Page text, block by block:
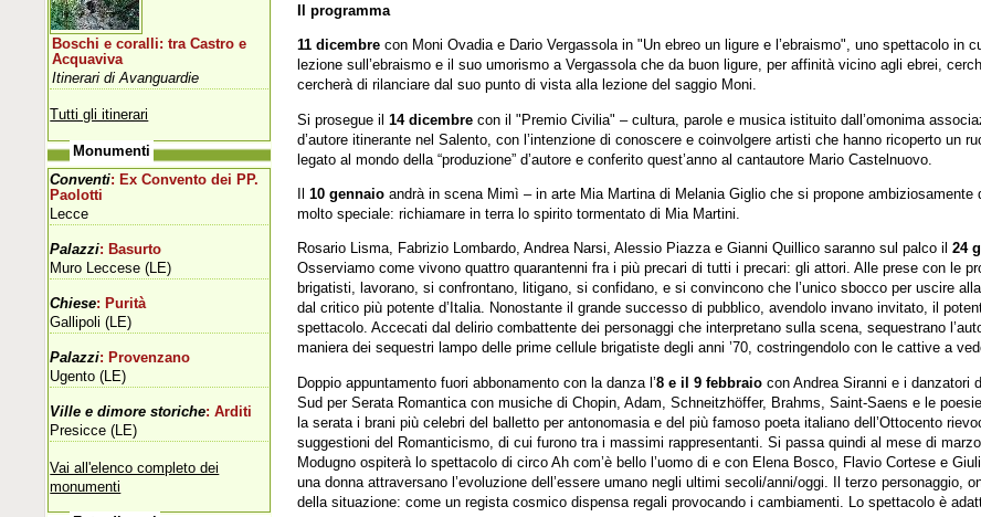
Il programma
11 dicembre con Moni Ovadia e Dario Vergassola in "Un ebreo un ligure e l’ebraismo", uno spettacolo in
lezione sull’ebraismo e il suo umorismo a Vergassola che da buon ligure, per affinità vicino agli ebrei,
cercherà di rilanciare dal suo punto di vista alla lezione del saggio Moni.
Si prosegue il14 dicembre con il "Premio Civilia" – cultura, parole e musica istituito dall’omonima
d’autore itinerante nel Salento, con l’intenzione di conoscere e coinvolgere artisti che hanno ricoperto un
legato al mondo della “produzione” d’autore e conferito quest’anno al cantautore Mario Castelnuovo.
Il10 gennaio andrà in scena Mimì – in arte Mia Martina di Melania Giglio che si propone ambiziosamente
molto speciale: richiamare in terra lo spirito tormentato di Mia Martini.
Rosario Lisma, Fabrizio Lombardo, Andrea Narsi, Alessio Piazza e Gianni Quillico saranno sul palco il24
Osserviamo come vivono quattro quarantenni fra i più precari di tutti i precari: gli attori. Alle prese con le
brigatisti, lavorano, si confrontano, litigano, si confidano, e si convincono che l’unico sbocco per uscire
dal critico più potente d’Italia. Nonostante il grande successo di pubblico, avendolo invano invitato, il
spettacolo. Accecati dal delirio combattente dei personaggi che interpretano sulla scena, sequestrano
maniera dei sequestri lampo delle prime cellule brigatiste degli anni ’70, costringendolo con le cattive a
Doppio appuntamento fuori abbonamento con la danza l’8 e il 9 febbraio con Andrea Siranni e i danzatori
Sud per Serata Romantica con musiche di Chopin, Adam, Schneitzhöffer, Brahms, Saint-Saens e le
la serata i brani più celebri del balletto per antonomasia e del più famoso poeta italiano dell’Ottocento
suggestioni del Romanticismo, di cui furono tra i massimi rappresentanti. Si passa quindi al mese di
Modugno ospiterà lo spettacolo di circo Ah com’è bello l’uomo di e con Elena Bosco, Flavio Cortese e
una donna attraversano l’evoluzione dell’essere umano negli ultimi secoli/anni/oggi. Il terzo personaggio,
della situazione: come un regista cosmico dispensa regali provocando i cambiamenti. Lo spettacolo è
Boschi e coralli: tra Castro e
Acquaviva
Itinerari di Avanguardie
Tutti gli itinerari
Monumenti
Conventi: Ex Convento dei PP.
Paolotti
Lecce
Palazzi: Basurto
Muro Leccese (LE)
Chiese: Purità
Gallipoli (LE)
Palazzi: Provenzano
Ugento (LE)
Ville e dimore storiche: Arditi
Presicce (LE)
Vai all'elenco completo dei
monumenti